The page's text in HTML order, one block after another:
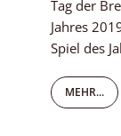
Tag der
Jahres
Spiel des
MEHR...